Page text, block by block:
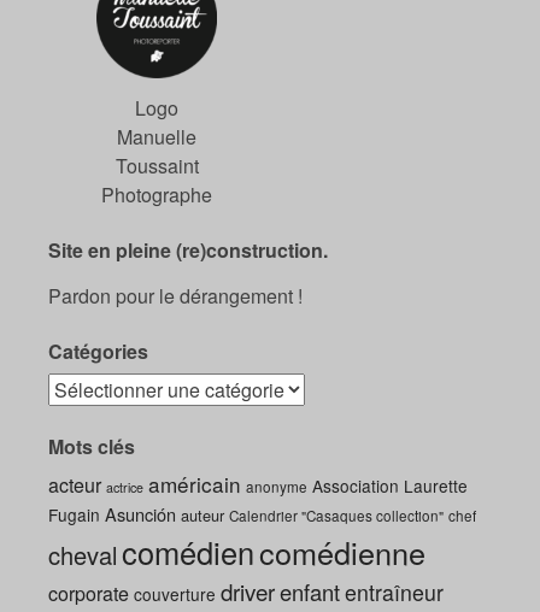
Logo
Manuelle
Toussaint
Photographe
Site en pleine (re)construction.
Pardon pour le dérangement !
Catégories
Mots clés
acteur actrice américain anonyme Association Laurette
Fugain Asunción auteur Calendrier "Casaques collection" chef
chevalcomédiencomédienne
corporate couverture driverenfantentraîneur